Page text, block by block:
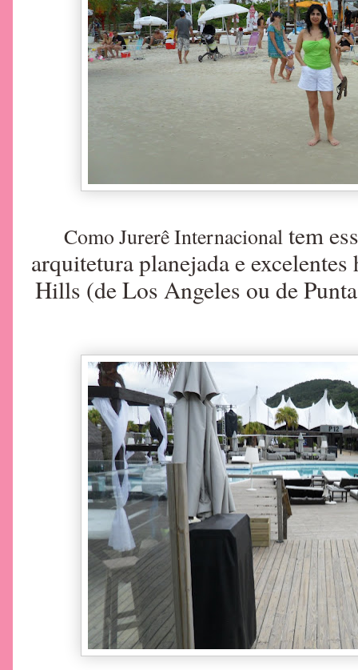
Como Jurerê Internacional tem
arquitetura planejada e
Hills (de Los Angeles ou de